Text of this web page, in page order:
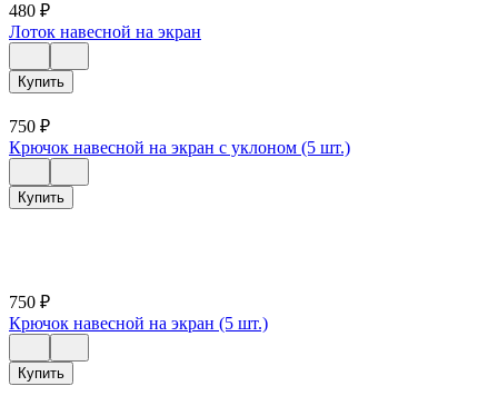
480 ₽
Лоток навесной на экран
Купить
750 ₽
Крючок навесной на экран с уклоном (5 шт.)
Купить
750 ₽
Крючок навесной на экран (5 шт.)
Купить